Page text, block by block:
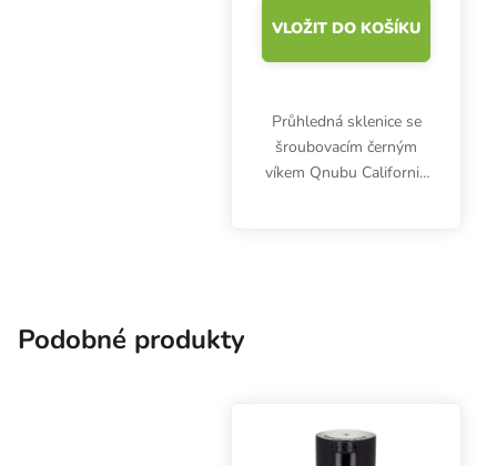
VLOŽIT DO KOŠÍKU
Průhledná sklenice se
šroubovacím černým
víkem Qnubu California
Podobné produkty